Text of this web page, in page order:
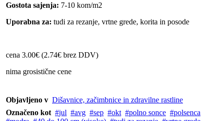
Gostota sajenja: 7-10 kom/m2
Uporabna za: tudi za rezanje, vrtne grede, korita in posode
cena 3.00€ (2.74€ brez DDV)
nima grosistične cene
Objavljeno v Dišavnice, začimbnice in zdravilne rastline
Označeno kot
jul avg sep okt polno sonce
polsenca